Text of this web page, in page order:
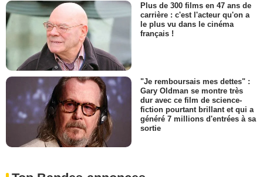
Plus de 300 films en 47 ans de
carrière : c'est l'acteur qu'on a
le plus vu dans le cinéma
français !
"Je remboursais mes dettes" :
Gary Oldman se montre très
dur avec ce film de science-
fiction pourtant brillant et qui a
généré 7 millions d'entrées à sa
sortie